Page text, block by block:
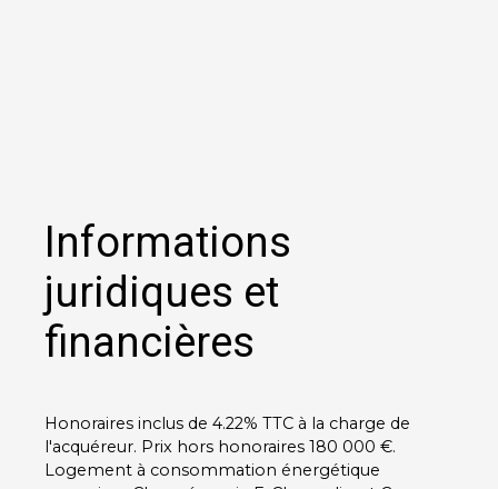
Informations
juridiques et
financières
Honoraires inclus de 4.22% TTC à la charge de
l'acquéreur. Prix hors honoraires 180 000 €.
Logement à consommation énergétique